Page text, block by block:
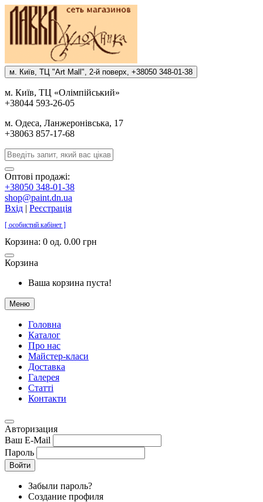
м. Киïв, ТЦ "Art Mall", 2-й поверх, +38050 348-01-38
м. Киïв, ТЦ «Олiмпiйський»
+38044 593-26-05
м. Одеса, Ланжеронiвська, 17
+38063 857-17-68
Оптові продажі:
+38050 348-01-38
shop@paint.dn.ua
Вхід | Реєстрація
[ особистий кабінет ]
Корзина: 0 од. 0.00 грн
Корзина
Ваша корзина пуста!
Меню
Головна
Каталог
Про нас
Майстер-класи
Доставка
Галерея
Статтi
Контакти
Авторизация
Ваш E-Mail
Пароль
Войти
Забыли пароль?
Создание профиля